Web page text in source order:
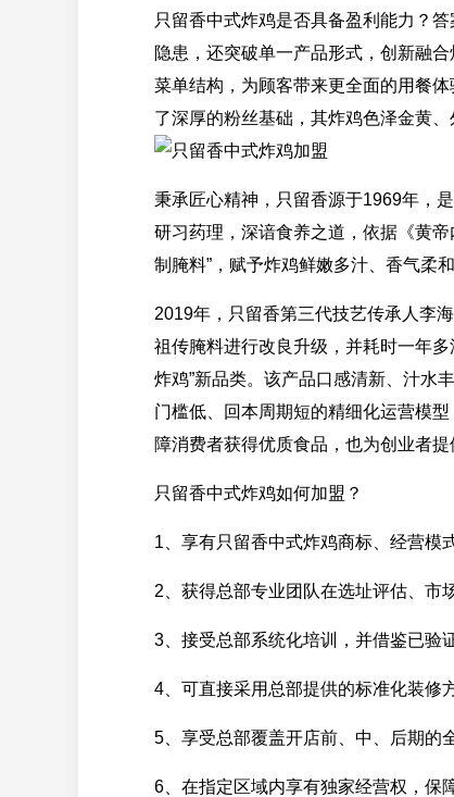
只留香中式炸鸡是否具备盈利能力？
隐患，还突破单一产品形式，创新融
菜单结构，为顾客带来更全面的用餐
了深厚的粉丝基础，其炸鸡色泽金黄
秉承匠心精神，只留香源于1969年，
研习药理，深谙食养之道，依据《黄
制腌料”，赋予炸鸡鲜嫩多汁、香气柔
2019年，只留香第三代技艺传承人李
祖传腌料进行改良升级，并耗时一年
炸鸡”新品类。该产品口感清新、汁水
门槛低、回本周期短的精细化运营模型
障消费者获得优质食品，也为创业者提
只留香中式炸鸡如何加盟？
1、享有只留香中式炸鸡商标、经营模
2、获得总部专业团队在选址评估、市
3、接受总部系统化培训，并借鉴已验
4、可直接采用总部提供的标准化装修
5、享受总部覆盖开店前、中、后期的
6、在指定区域内享有独家经营权，保